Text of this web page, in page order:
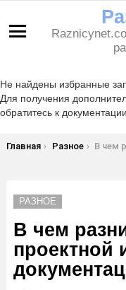
Не найдены избранные
Для получения
обратитесь к документации.
Вы здесь:
Главная Разное В чем разница между
РАЗНОЕ
В чем
проектной